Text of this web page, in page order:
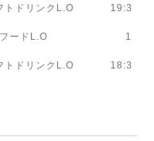
L.O 19:3
：00 フードL.O 1
L.O 18:3